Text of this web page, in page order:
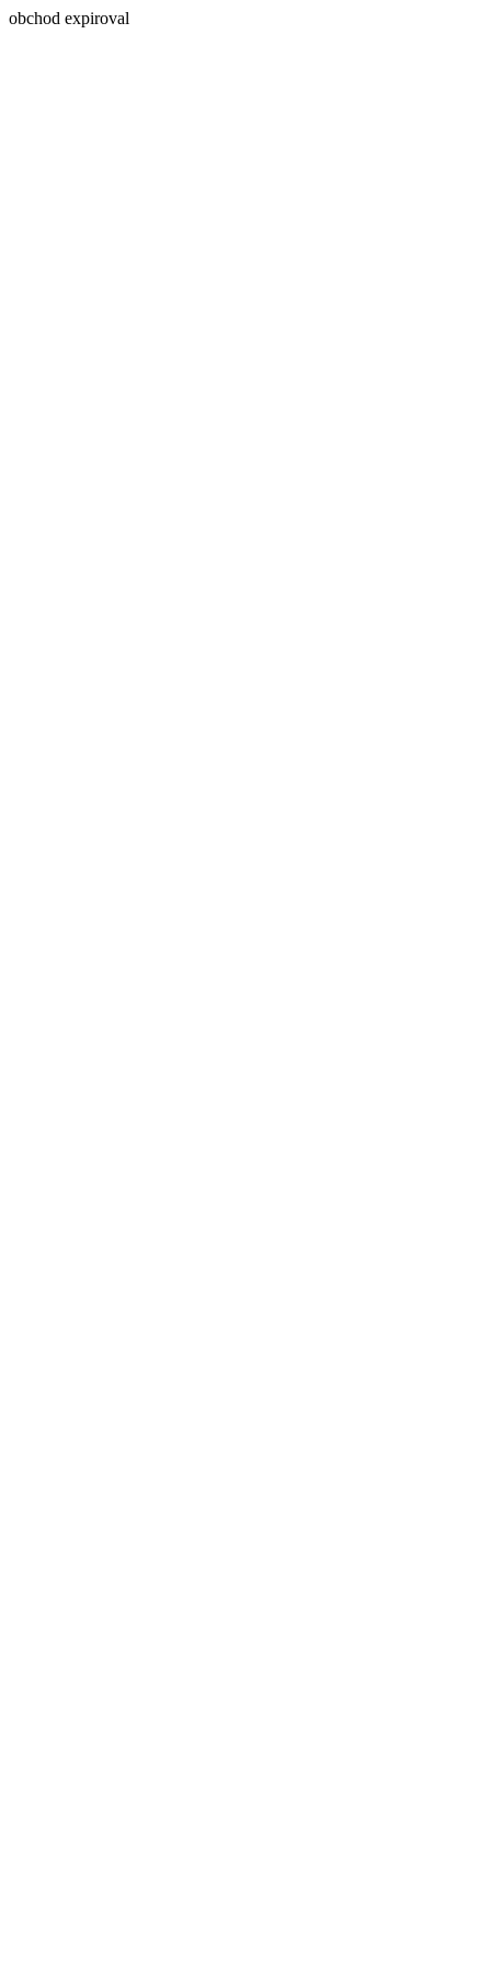
obchod expiroval